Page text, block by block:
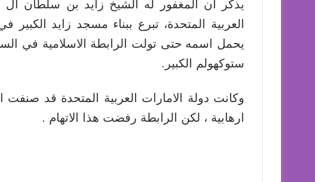
يذكر ان المغفور له الشيخ زايد بن سلطان آل
العربية المتحدة، تبرع ببناء مسجد زايد
يحمل اسمه حتى تولت الرابطة الاسلامية في
ستوكهولم الكبير.
وكانت دولة الامارات العربية المتحدة قد
ارهابية ، لكن الرابطة رفضت هذا الاتهام .